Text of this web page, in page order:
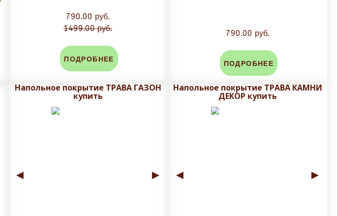
790.00 руб.
1499.00 руб.
ПОДРОБНЕЕ
790.00 руб.
ПОДРОБНЕЕ
Напольное покрытие ТРАВА ГАЗОН
купить
◄ ►
Напольное покрытие ТРАВА КАМНИ
ДЕКОР купить
◄ ►